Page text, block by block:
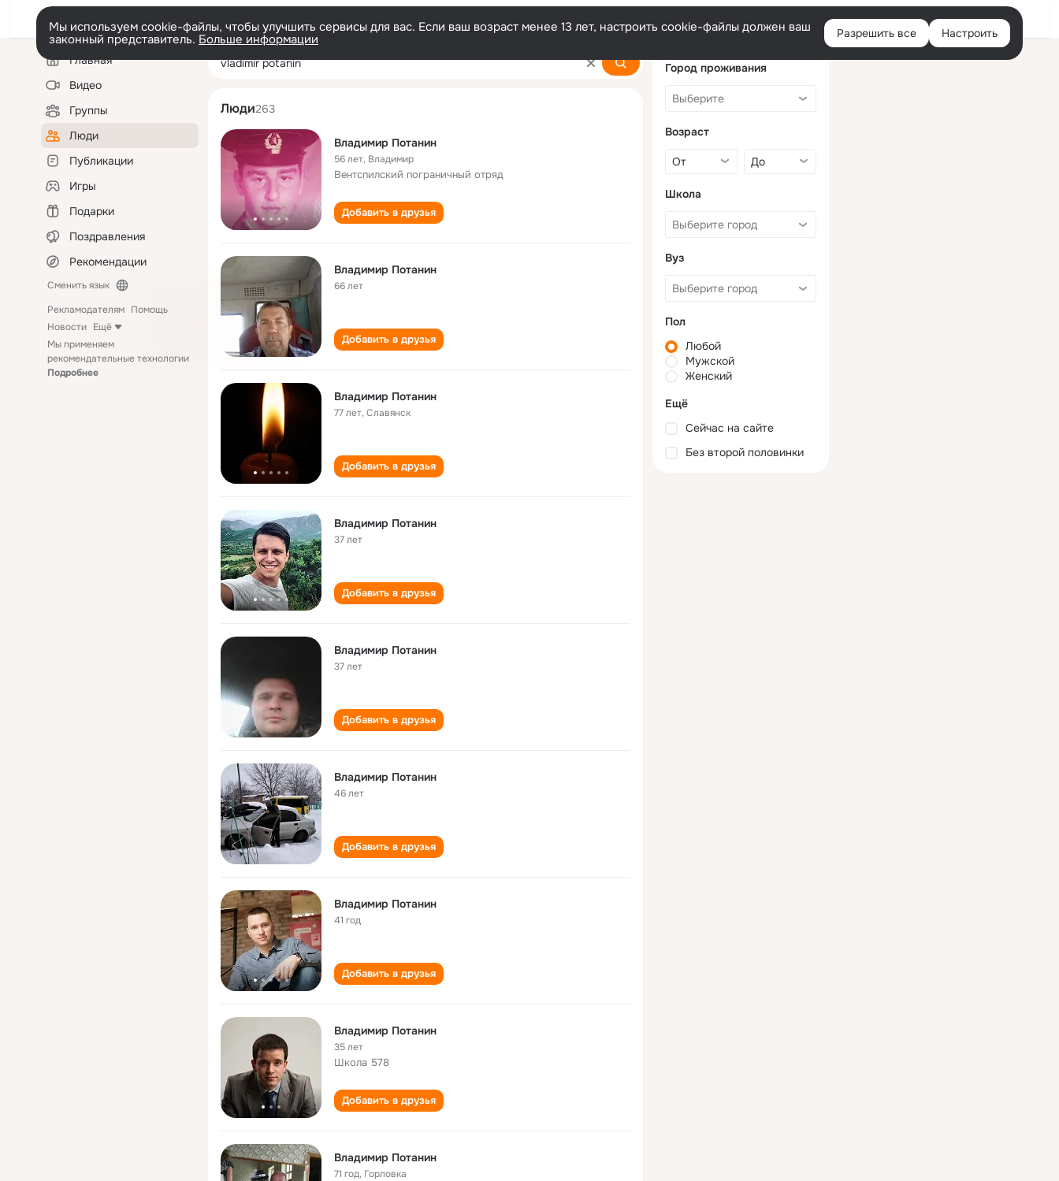
Войти
Мы используем cookie-файлы, чтобы улучшить сервисы для вас. Если ваш возраст менее 13 лет, настроить cookie-файлы должен ваш
законный представитель. Больше информации Разрешить все Настроить
Левая
колонкаГлавная
Видео
Группы
Люди
Публикации
Игры
Подарки
Поздравления
Рекомендации
Сменить язык
Рекламодателям Помощь
Новости Ещё
Мы применяем
рекомендательные технологии
Подробнее
vladimir potanin
Люди263
Владимир Потанин
56 лет, Владимир
Вентспилский пограничный отряд
Добавить в друзья
Владимир Потанин
66 лет
Добавить в друзья
Владимир Потанин
77 лет,Славянск
Добавить в друзья
Владимир Потанин
37 лет
Добавить в друзья
Владимир Потанин
37 лет
Добавить в друзья
Владимир Потанин
46 лет
Добавить в друзья
Владимир Потанин
41 год
Добавить в друзья
Владимир Потанин
35 лет
Школа 578
Добавить в друзья
Владимир Потанин
71 год, Горловка
Город проживания
Возраст
Школа
Вуз
Пол
Любой
Мужской
Женский
Ещё
Сейчас на сайте
Без второй половинки